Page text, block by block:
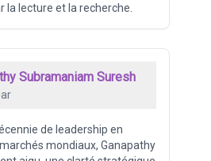
la lecture et la recherche.
Subramaniam Suresh
de leadership en
mondiaux, Ganapathy